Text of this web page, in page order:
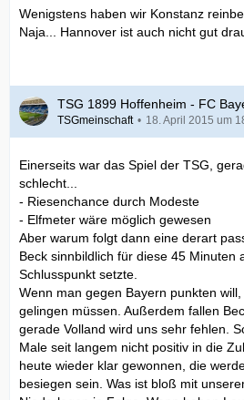
Wenigstens haben wir Konstanz
Naja... Hannover ist auch nicht gut
TSG 1899 Hoffenheim - FC
TSGmeinschaft 18. April 2015 um
Einerseits war das Spiel der TSG,
schlecht...
- Riesenchance durch Modeste
- Elfmeter wäre möglich gewesen
Aber warum folgt dann eine derart
Beck sinnbildlich für diese 45 Minuten
Schlusspunkt setzte.
Wenn man gegen Bayern punkten
gelingen müssen. Außerdem fallen
gerade Volland wird uns sehr fehlen.
Male seit langem nicht positiv in die
heute wieder klar gewonnen, die
besiegen sein. Was ist bloß mit